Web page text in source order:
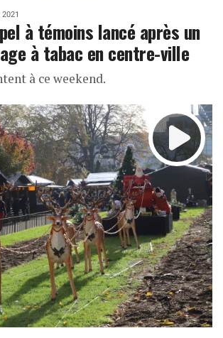
à témoins lancé après un
à tabac en centre-ville
à ce weekend.